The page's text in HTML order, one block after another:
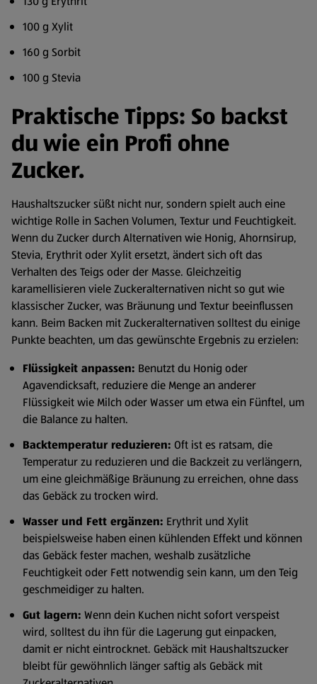
100 g Xylit
160 g Sorbit
100 g Stevia
Praktische Tipps: So backst
du wie ein Profi ohne
Zucker.
Haushaltszucker süßt nicht nur, sondern spielt auch eine
wichtige Rolle in Sachen Volumen, Textur und Feuchtigkeit.
Wenn du Zucker durch Alternativen wie Honig, Ahornsirup,
Stevia, Erythrit oder Xylit ersetzt, ändert sich oft das
Verhalten des Teigs oder der Masse. Gleichzeitig
karamellisieren viele Zuckeralternativen nicht so gut wie
klassischer Zucker, was Bräunung und Textur beeinflussen
kann. Beim Backen mit Zuckeralternativen solltest du einige
Punkte beachten, um das gewünschte Ergebnis zu erzielen:
Flüssigkeit anpassen: Benutzt du Honig oder
Agavendicksaft, reduziere die Menge an anderer
Flüssigkeit wie Milch oder Wasser um etwa ein Fünftel, um
die Balance zu halten.
Backtemperatur reduzieren: Oft ist es ratsam, die
Temperatur zu reduzieren und die Backzeit zu verlängern,
um eine gleichmäßige Bräunung zu erreichen, ohne dass
das Gebäck zu trocken wird.
Wasser und Fett ergänzen: Erythrit und Xylit
beispielsweise haben einen kühlenden Effekt und können
das Gebäck fester machen, weshalb zusätzliche
Feuchtigkeit oder Fett notwendig sein kann, um den Teig
geschmeidiger zu halten.
Gut lagern: Wenn dein Kuchen nicht sofort verspeist
wird, solltest du ihn für die Lagerung gut einpacken,
damit er nicht eintrocknet. Gebäck mit Haushaltszucker
bleibt für gewöhnlich länger saftig als Gebäck mit